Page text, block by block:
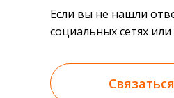
Если вы не нашли
социальных сетях